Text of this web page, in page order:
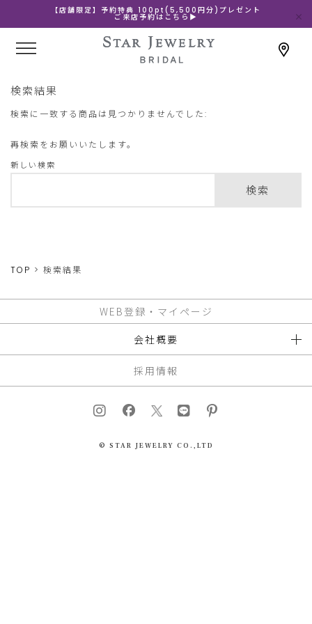
【店舗限定】予約特典 100pt(5,500円分)プレゼント
ご来店予約はこちら▶
検索結果
検索に一致する商品は見つかりませんでした:
再検索をお願いいたします。
新しい検索
検索
TOP 検索結果
WEB登録・マイページ
会社概要
採用情報
© STAR JEWELRY CO.,LTD